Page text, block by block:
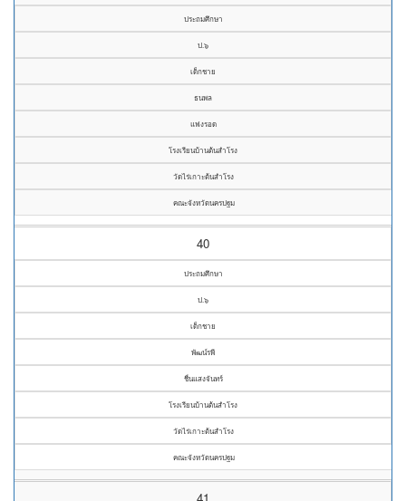
ประถมศึกษา
ป.๖
เด็กชาย
ธนพล
แฟงรอด
โรงเรียนบ้านต้นสำโรง
วัดไร่เกาะต้นสำโรง
คณะจังหวัดนครปฐม
40
ประถมศึกษา
ป.๖
เด็กชาย
พัฒน์รพี
ชื่นแสงจันทร์
โรงเรียนบ้านต้นสำโรง
วัดไร่เกาะต้นสำโรง
คณะจังหวัดนครปฐม